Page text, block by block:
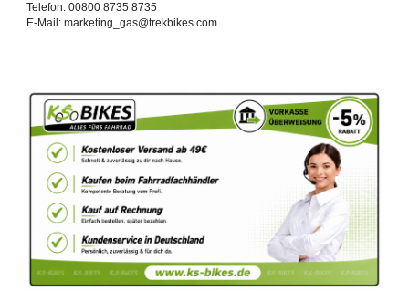
Telefon: 00800 8735 8735
E-Mail: marketing_gas@trekbikes.com